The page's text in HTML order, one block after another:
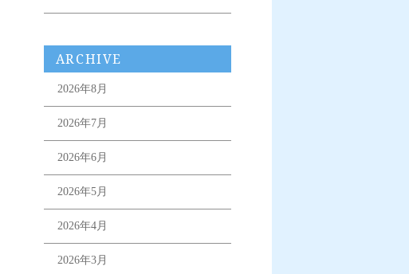
ARCHIVE
2026年8月
2026年7月
2026年6月
2026年5月
2026年4月
2026年3月